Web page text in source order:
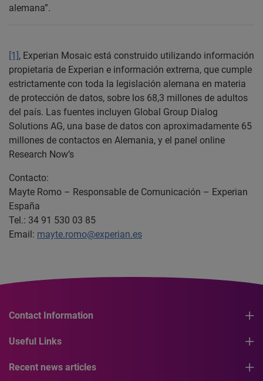
alemana”.
[1], Experian Mosaic está construido utilizando información
propietaria de Experian e información extrerna, que cumple
estrictamente con toda la legislación alemana en materia
de protección de datos, sobre los 68,3 millones de adultos
del país. Las fuentes incluyen Global Group Dialog
Solutions AG, una base de datos con aproximadamente 65
millones de contactos en Alemania, y el panel online
Research Now’s
Contacto:
Mayte Romo – Responsable de Comunicación – Experian
España
Tel.: 34 91 530 03 85
Email: mayte.romo@experian.es
Contact Information
Useful Links
Recent news articles